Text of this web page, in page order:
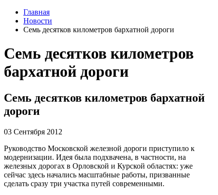
Главная
Новости
Семь десятков километров бархатной дороги
Семь десятков километров
бархатной дороги
Семь десятков километров бархатной
дороги
03 Сентября 2012
Руководство Московской железной дороги приступило к
модернизации. Идея была подхвачена, в частности, на
железных дорогах в Орловской и Курской областях: уже
сейчас здесь начались масштабные работы, призванные
сделать сразу три участка путей современными.